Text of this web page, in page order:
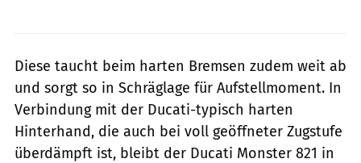
Diese taucht beim harten Bremsen zudem weit ab
und sorgt so in Schräglage für Aufstellmoment. In
Verbindung mit der Ducati-typisch harten
Hinterhand, die auch bei voll geöffneter Zugstufe
überdämpft ist, bleibt der Ducati Monster 821 in